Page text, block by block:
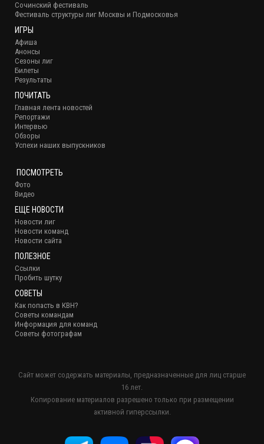
Сочинский фестиваль
Фестиваль структуры лиг Москвы и Подмосковья
ИГРЫ
Афиша
Анонсы
Сезоны лиг
Билеты
Результаты
ПОЧИТАТЬ
Главная лента новостей
Репортажи
Интервью
Обзоры
Успехи наших выпускников
ПОСМОТРЕТЬ
Фото
Видео
ЕЩЕ НОВОСТИ
Новости лиг
Новости команд
Новости сайта
ПОЛЕЗНОЕ
Ссылки
Пробить шутку
СОВЕТЫ
Как попасть в КВН?
Советы командам
Информация для команд
Советы фотографам
Сайт может содержать материалы, предназначенные для лиц старше
16 лет.
Копирование материалов разрешено только при размещении
активной гиперссылки.